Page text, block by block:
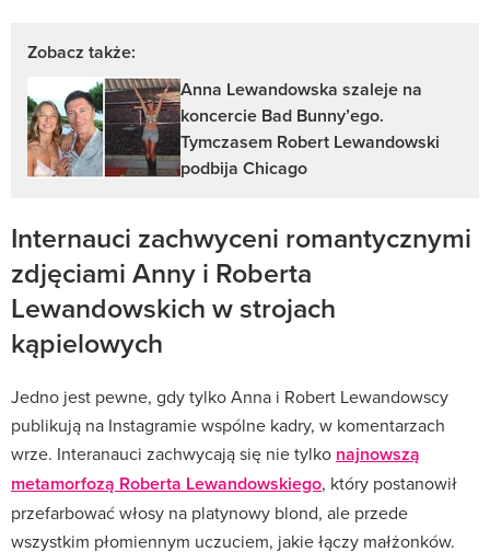
Zobacz także:
Anna Lewandowska szaleje na
koncercie Bad Bunny’ego.
Tymczasem Robert Lewandowski
podbija Chicago
Internauci zachwyceni romantycznymi
zdjęciami Anny i Roberta
Lewandowskich w strojach
kąpielowych
Jedno jest pewne, gdy tylko Anna i Robert Lewandowscy
publikują na Instagramie wspólne kadry, w komentarzach
wrze. Interanauci zachwycają się nie tylko najnowszą
metamorfozą Roberta Lewandowskiego, który postanowił
przefarbować włosy na platynowy blond, ale przede
wszystkim płomiennym uczuciem, jakie łączy małżonków.